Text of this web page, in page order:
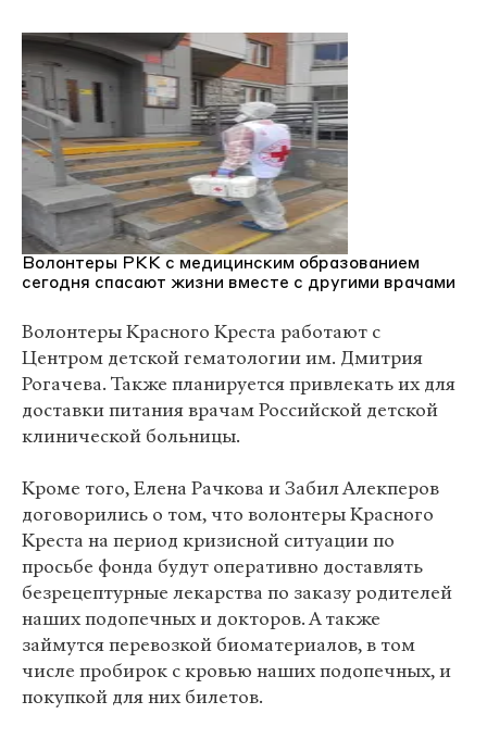
Волонтеры РКК с медицинским образованием
сегодня спасают жизни вместе с другими врачами
Волонтеры Красного Креста работают с
Центром детской гематологии им. Дмитрия
Рогачева. Также планируется привлекать их для
доставки питания врачам Российской детской
клинической больницы.
Кроме того, Елена Рачкова и Забил Алекперов
договорились о том, что волонтеры Красного
Креста на период кризисной ситуации по
просьбе фонда будут оперативно доставлять
безрецептурные лекарства по заказу родителей
наших подопечных и докторов. А также
займутся перевозкой биоматериалов, в том
числе пробирок с кровью наших подопечных, и
покупкой для них билетов.